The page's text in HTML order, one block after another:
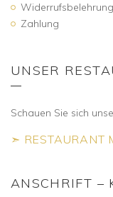
Widerrufsbelehrung
Zahlung
UNSER
Schauen Sie sich
➣ RESTAURANT
ANSCHRIFT –